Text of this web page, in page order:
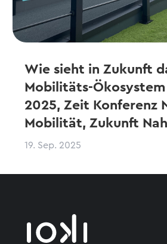
Wie sieht in Zukunft
Mobilitäts-Ökosystem
2025, Zeit Konferenz
Mobilität, Zukunft
19. Sep. 2025